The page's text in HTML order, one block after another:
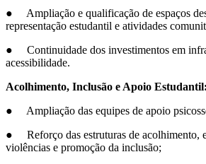
● Ampliação e qualificação de espaços
representação estudantil e atividades
● Continuidade dos investimentos em
acessibilidade.
Acolhimento, Inclusão e Apoio Estudantil:
● Ampliação das equipes de apoio
● Reforço das estruturas de acolhimento,
violências e promoção da inclusão;